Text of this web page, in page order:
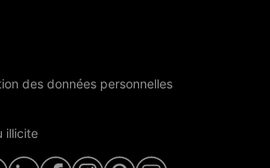
des données personnelles
illicite